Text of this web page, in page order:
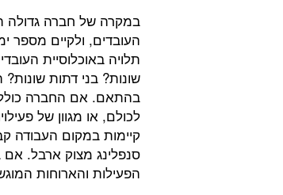
במקרה של חברה גדולה
העובדים, ולקיים מספר
תלויה באוכלוסיית
שונות? בני דתות
בהתאם. אם החברה
לכולם, או מגוון של
קיימות במקום העבודה
סנפלינג מצוק ארבל.
הפעילות והארוחות